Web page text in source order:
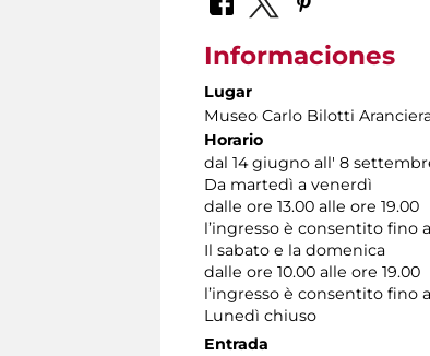
Informaciones
Lugar
Museo Carlo Bilotti
Horario
dal 14 giugno all' 8
Da martedì a venerdì
dalle ore 13.00 alle ore 19.00
l’ingresso è consentito fino
Il sabato e la domenica
dalle ore 10.00 alle ore 19.00
l’ingresso è consentito fino
Lunedì chiuso
Entrada